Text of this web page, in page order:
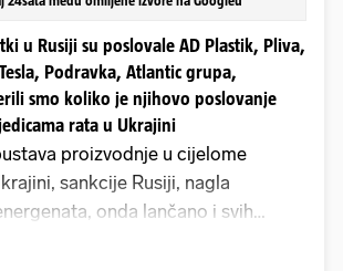
u Rusiji su poslovale AD Plastik, Pliva,
Podravka, Atlantic grupa,
smo koliko je njihovo poslovanje
rata u Ukrajini
proizvodnje u cijelome
sankcije Rusiji, nagla
onda lančano i svih